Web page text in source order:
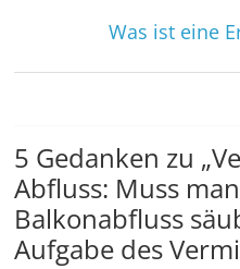
Was ist eine
5 Gedanken zu „
Abfluss: Muss
Balkonabfluss
Aufgabe des